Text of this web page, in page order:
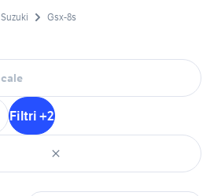
Suzuki Gsx-8s
Filtri +2